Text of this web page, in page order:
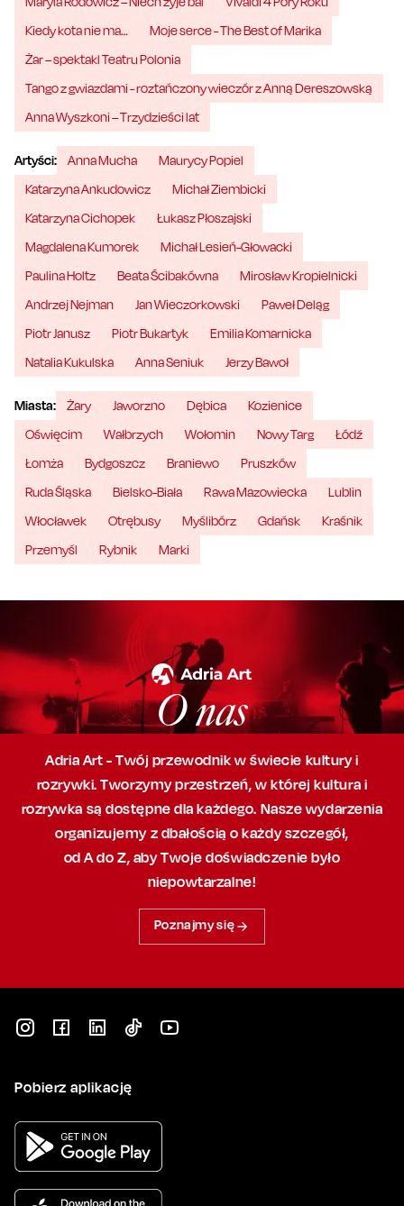
Kiedy kota nie ma…
Moje serce - The Best of Marika
Żar – spektakl Teatru Polonia
Tango z gwiazdami - roztańczony wieczór z Anną Dereszowską
Anna Wyszkoni – Trzydzieści lat
Artyści: Anna Mucha
Maurycy Popiel
Katarzyna Ankudowicz
Michał Ziembicki
Katarzyna Cichopek
Łukasz Płoszajski
Magdalena Kumorek
Michał Lesień-Głowacki
Paulina Holtz
Beata Ścibakówna
Mirosław Kropielnicki
Andrzej Nejman
Jan Wieczorkowski
Paweł Deląg
Piotr Janusz
Piotr Bukartyk
Emilia Komarnicka
Natalia Kukulska
Anna Seniuk Jerzy Bawoł
Miasta: Żary Jaworzno Dębica
Kozienice
Oświęcim
Wałbrzych Wołomin Nowy Targ
Łódź
Łomża
Bydgoszcz Braniewo
Pruszków
Ruda Śląska
Bielsko-Biała Rawa Mazowiecka
Lublin
Włocławek
Otrębusy Myślibórz Gdańsk
Kraśnik
Przemyśl
Rybnik Marki
O nas
Adria Art - Twój przewodnik w świecie kultury i
rozrywki. Tworzymy przestrzeń,w której kultura i
rozrywka są dostępne dla każdego. Nasze wydarzenia
organizujemy z dbałością o każdy szczegół,
od A do Z, abyTwoje doświadczenie było
niepowtarzalne!
Poznajmy się
Pobierz aplikację